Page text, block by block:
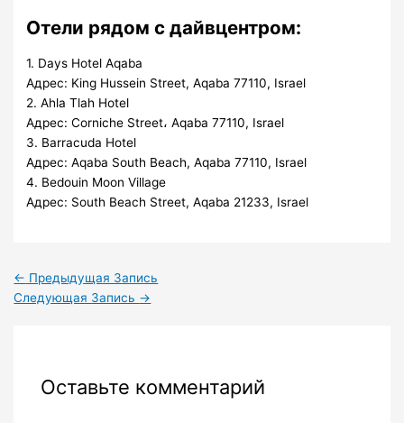
Отели рядом с дайвцентром:
1. Days Hotel Aqaba
Адрес: King Hussein Street, Aqaba 77110, Israel
2. Ahla Tlah Hotel
Адрес: Corniche Street، Aqaba 77110, Israel
3. Barracuda Hotel
Адрес: Aqaba South Beach, Aqaba 77110, Israel
4. Bedouin Moon Village
Адрес: South Beach Street, Aqaba 21233, Israel
← Предыдущая Запись
Следующая Запись →
Оставьте комментарий